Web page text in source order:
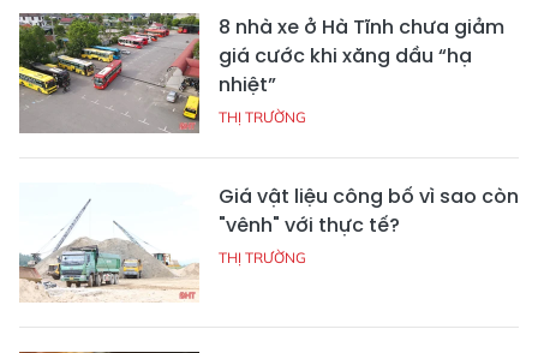
8 nhà xe ở Hà Tĩnh chưa giảm
giá cước khi xăng dầu “hạ
nhiệt”
THỊ TRƯỜNG
Giá vật liệu công bố vì sao còn
"vênh" với thực tế?
THỊ TRƯỜNG